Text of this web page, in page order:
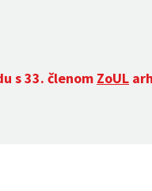
s 33. členom ZoUL